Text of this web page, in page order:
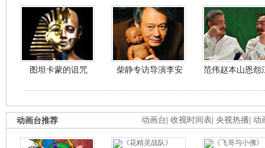
图坦卡蒙的诅咒 柴静专访导演李安 范伟赵本山恩怨
动画台 收视时间表 央视热播 动
动画台推荐